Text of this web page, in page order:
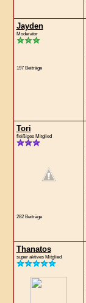
Jayden
Moderator
197 Beiträge
Tori
fleißiges Mitglied
282 Beiträge
Thanatos
super aktives Mitglied